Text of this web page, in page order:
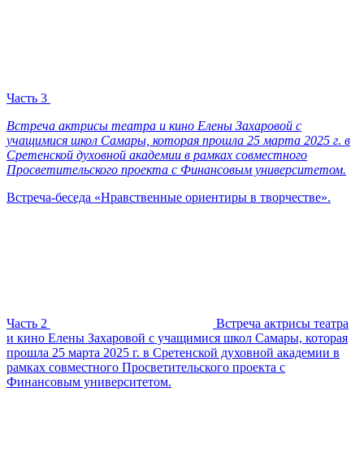
Часть 3
Встреча актрисы театра и кино Елены Захаровой с
учащимися школ Самары, которая прошла 25 марта 2025 г. в
Сретенской духовной академии в рамках совместного
Просветительского проекта с Финансовым университетом.
Встреча-беседа «Нравственные ориентиры в творчестве».
Часть 2
Встреча актрисы театра
и кино Елены Захаровой с учащимися школ Самары, которая
прошла 25 марта 2025 г. в Сретенской духовной академии в
рамках совместного Просветительского проекта с
Финансовым университетом.